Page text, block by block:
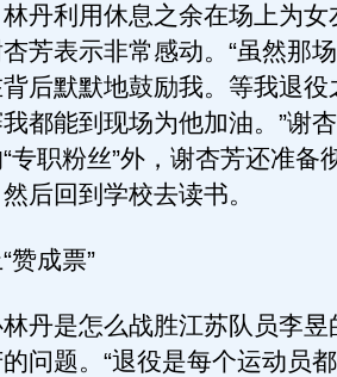
丹利用休息之余在场上为女
芳表示非常感动。“虽然那
后默默地鼓励我。等我退役
都能到现场为他加油。”谢
专职粉丝”外，谢杏芳还准备
后回到学校去读书。
成票”
是怎么战胜江苏队员李昱
问题。“退役是每个运动员